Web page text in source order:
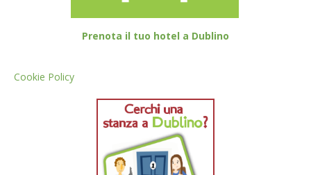
Prenota il tuo hotel a Dublino
Cookie Policy